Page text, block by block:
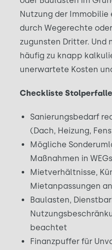
Nutzung der Immobilie
durch Wegerechte
zugunsten Dritter. Und
häufig zu knapp
unerwartete Kosten
Checkliste
Sanierungsbedarf
(Dach, Heizung,
Mögliche
Maßnahmen in
Mietverhältnisse,
Mietanpassungen
Baulasten,
beachtet
Finanzpuffer für